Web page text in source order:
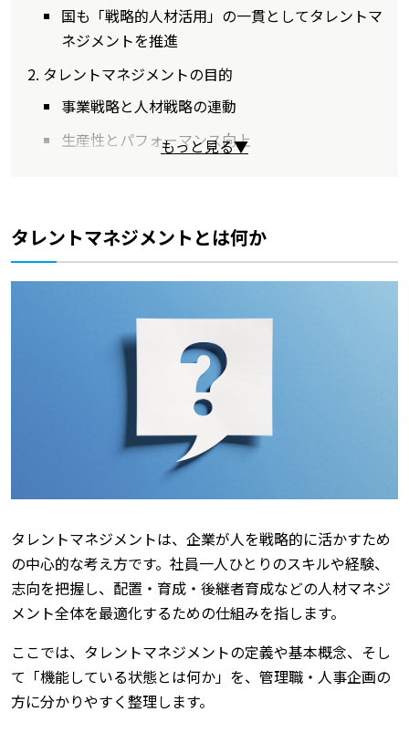
国も「戦略的人材活用」の一貫としてタレントマ
ネジメントを推進
タレントマネジメントの目的
事業戦略と人材戦略の連動
生産性とパフォーマンス向上
もっと見る▼
タレントマネジメントとは何か
タレントマネジメントは、企業が人を戦略的に活かすため
の中心的な考え方です。社員一人ひとりのスキルや経験、
志向を把握し、配置・育成・後継者育成などの人材マネジ
メント全体を最適化するための仕組みを指します。
ここでは、タレントマネジメントの定義や基本概念、そし
て「機能している状態とは何か」を、管理職・人事企画の
方に分かりやすく整理します。